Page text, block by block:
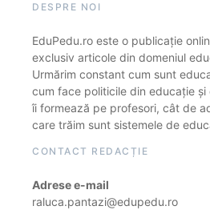
DESPRE NOI
EduPedu.ro este o publicație
exclusiv articole din domeniul
Urmărim constant cum sunt
cum face politicile din educație și
îi formează pe profesori, cât de
care trăim sunt sistemele de
CONTACT REDACȚIE
Adrese e-mail
raluca.pantazi@edupedu.ro